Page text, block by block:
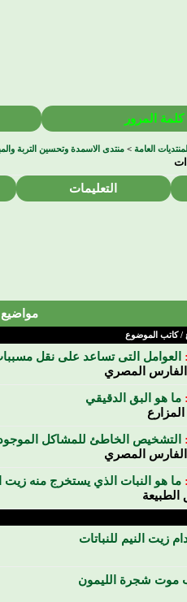
المرور
العامة >منتدى الاسمدة وتحسين التربة
التعليمات
مواضيع
/كاتب الموضوع
العوامل التى تساعد على نقل
المصري
ما هو البق الدقيقي
التشخيص الخاطئ للمشاكل
المصري
ما هو النبات الذي يستخرج منه زيت
زيت النيم للنباتات
موت شجرة الليمون